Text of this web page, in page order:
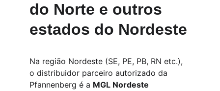
do Norte e outros
estados do Nordeste
Na região Nordeste (SE, PE, PB, RN etc.),
o distribuidor parceiro autorizado da
Pfannenberg é a MGL Nordeste